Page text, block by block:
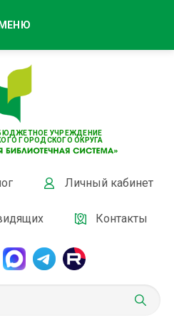
УЧРЕЖДЕНИЕ
ГОРОДСКОГО ОКРУГА
Личный кабинет
Контакты
МЕНЮ